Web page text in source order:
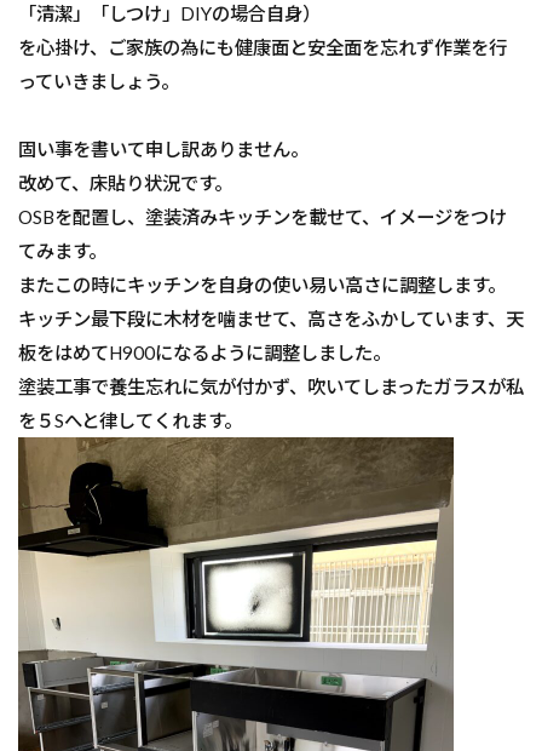
「清潔」「しつけ」DIYの場合自身）
を心掛け、ご家族の為にも健康面と安全面を忘れず作業を行
っていきましょう。
固い事を書いて申し訳ありません。
改めて、床貼り状況です。
OSBを配置し、塗装済みキッチンを載せて、イメージをつけ
てみます。
またこの時にキッチンを自身の使い易い高さに調整します。
キッチン最下段に木材を噛ませて、高さをふかしています、天
板をはめてH900になるように調整しました。
塗装工事で養生忘れに気が付かず、吹いてしまったガラスが私
を５Sへと律してくれます。